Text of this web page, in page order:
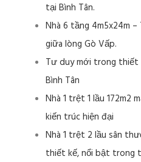
tại Bình Tân.
Nhà 6 tầng 4m5x24m
giữa lòng Gò Vấp.
Tư duy mới trong thiết
Bình Tân
Nhà 1 trệt 1 lầu 172m2
kiến trúc hiện đại
Nhà 1 trệt 2 lầu sân
thiết kế, nổi bật trong